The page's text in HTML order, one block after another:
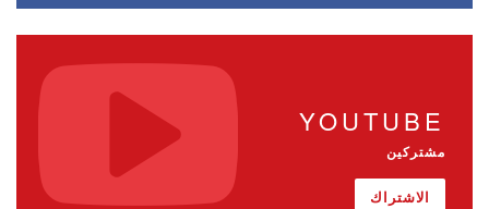
YOUTUBE
مشتركين
الاشتراك